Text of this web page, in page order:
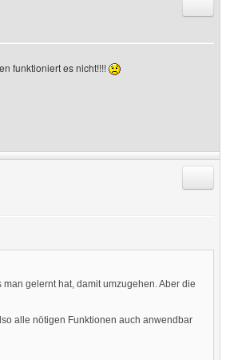
funktioniert es nicht!!!!
gelernt hat, damit umzugehen. Aber die
alle nötigen Funktionen auch anwendbar